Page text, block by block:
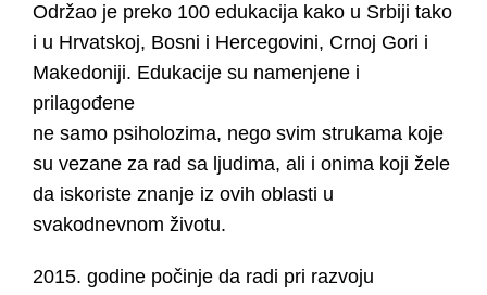
Održao je preko 100 edukacija kako u Srbiji tako
i u Hrvatskoj, Bosni i Hercegovini, Crnoj Gori i
Makedoniji. Edukacije su namenjene i
prilagođene
ne samo psiholozima, nego svim strukama koje
su vezane za rad sa ljudima, ali i onima koji žele
da iskoriste znanje iz ovih oblasti u
svakodnevnom životu.
2015. godine počinje da radi pri razvoju